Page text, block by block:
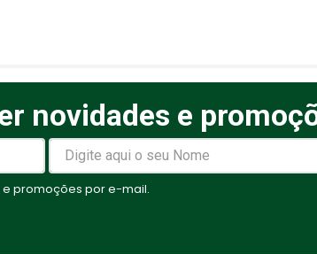
novidades e
promoções por e-mail.